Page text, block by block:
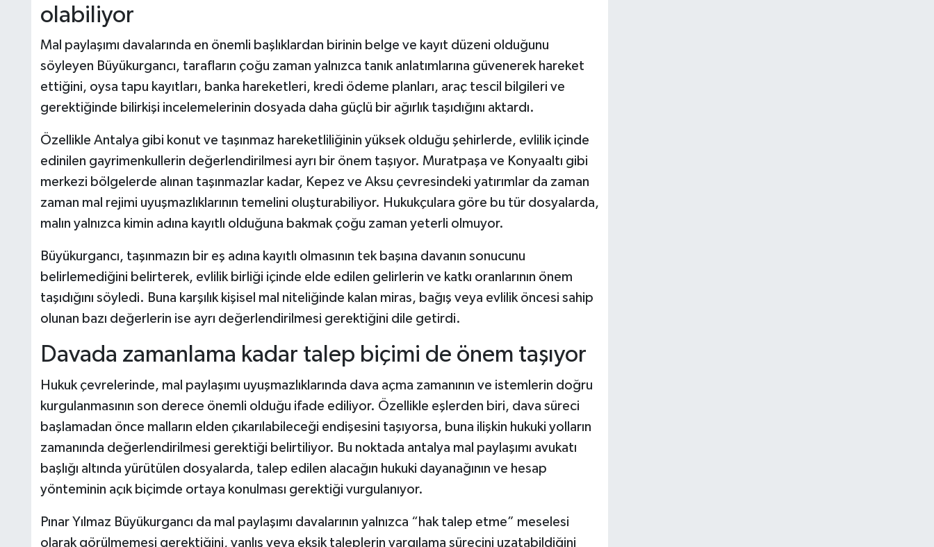
olabiliyor
Mal paylaşımı davalarında en önemli başlıklardan birinin belge ve kayıt düzeni olduğunu
söyleyen Büyükurgancı, tarafların çoğu zaman yalnızca tanık anlatımlarına güvenerek hareket
ettiğini, oysa tapu kayıtları, banka hareketleri, kredi ödeme planları, araç tescil bilgileri ve
gerektiğinde bilirkişi incelemelerinin dosyada daha güçlü bir ağırlık taşıdığını aktardı.
Özellikle Antalya gibi konut ve taşınmaz hareketliliğinin yüksek olduğu şehirlerde, evlilik içinde
edinilen gayrimenkullerin değerlendirilmesi ayrı bir önem taşıyor. Muratpaşa ve Konyaaltı gibi
merkezi bölgelerde alınan taşınmazlar kadar, Kepez ve Aksu çevresindeki yatırımlar da zaman
zaman mal rejimi uyuşmazlıklarının temelini oluşturabiliyor. Hukukçulara göre bu tür dosyalarda,
malın yalnızca kimin adına kayıtlı olduğuna bakmak çoğu zaman yeterli olmuyor.
Büyükurgancı, taşınmazın bir eş adına kayıtlı olmasının tek başına davanın sonucunu
belirlemediğini belirterek, evlilik birliği içinde elde edilen gelirlerin ve katkı oranlarının önem
taşıdığını söyledi. Buna karşılık kişisel mal niteliğinde kalan miras, bağış veya evlilik öncesi sahip
olunan bazı değerlerin ise ayrı değerlendirilmesi gerektiğini dile getirdi.
Davada zamanlama kadar talep biçimi de önem taşıyor
Hukuk çevrelerinde, mal paylaşımı uyuşmazlıklarında dava açma zamanının ve istemlerin doğru
kurgulanmasının son derece önemli olduğu ifade ediliyor. Özellikle eşlerden biri, dava süreci
başlamadan önce malların elden çıkarılabileceği endişesini taşıyorsa, buna ilişkin hukuki yolların
zamanında değerlendirilmesi gerektiği belirtiliyor. Bu noktada antalya mal paylaşımı avukatı
başlığı altında yürütülen dosyalarda, talep edilen alacağın hukuki dayanağının ve hesap
yönteminin açık biçimde ortaya konulması gerektiği vurgulanıyor.
Pınar Yılmaz Büyükurgancı da mal paylaşımı davalarının yalnızca “hak talep etme” meselesi
olarak görülmemesi gerektiğini, yanlış veya eksik taleplerin yargılama sürecini uzatabildiğini